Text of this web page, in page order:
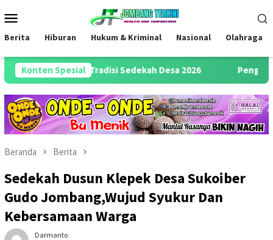
ke
kontenMobile
Berita Hiburan Hukum & Kriminal Nasional Olahraga
Konten Spesial
Tradisi Sedekah Desa 2026 Pengambilan Sumpah
Beranda Berita
Sedekah Dusun Klepek Desa Sukoiber
Gudo Jombang,Wujud Syukur Dan
Kebersamaan Warga
Darmanto